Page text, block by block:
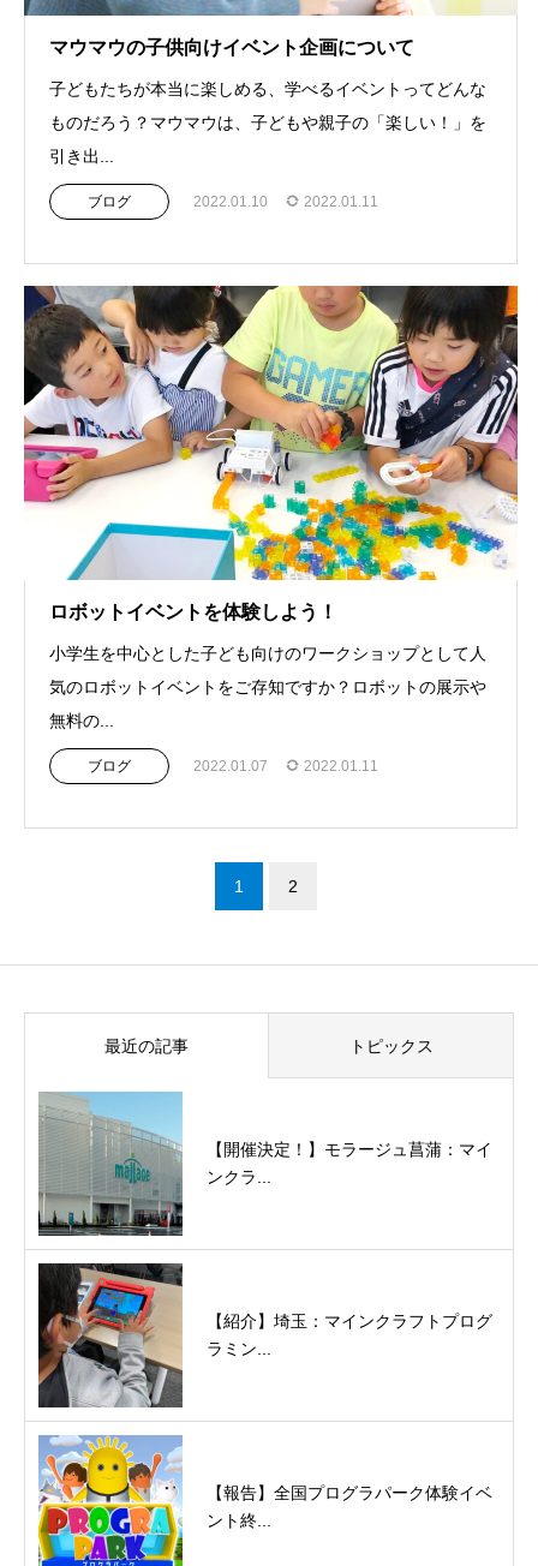
マウマウの子供向けイベント企画について
子どもたちが本当に楽しめる、学べるイベントってどんな
ものだろう？マウマウは、子どもや親子の「楽しい！」を
引き出...
ブログ 2022.01.10 2022.01.11
ロボットイベントを体験しよう！
小学生を中心とした子ども向けのワークショップとして人
気のロボットイベントをご存知ですか？ロボットの展示や
無料の...
ブログ 2022.01.07 2022.01.11
1 2
最近の記事 トピックス
【開催決定！】モラージュ菖蒲：マイ
ンクラ...
【紹介】埼玉：マインクラフトプログ
ラミン...
【報告】全国プログラパーク体験イベ
ント終...